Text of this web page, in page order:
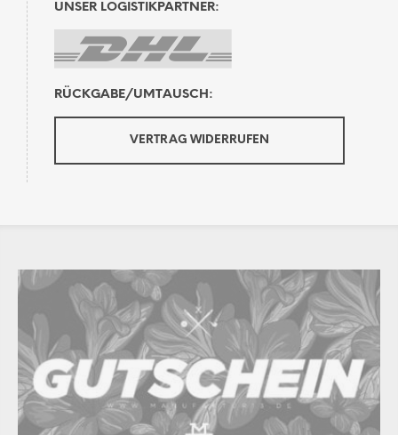
UNSER LOGISTIKPARTNER:
RÜCKGABE/UMTAUSCH:
VERTRAG WIDERRUFEN